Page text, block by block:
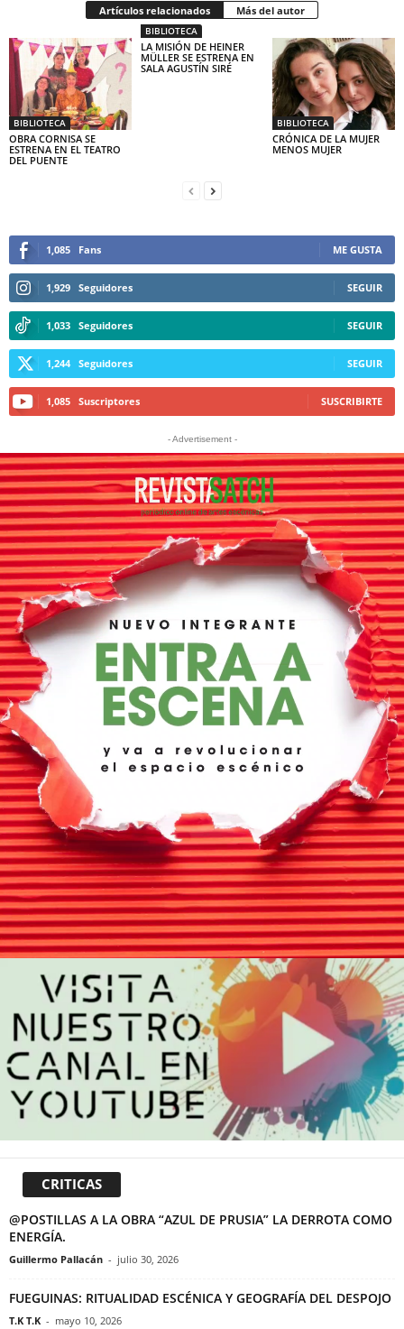
Artículos relacionados Más del autor
BIBLIOTECA
OBRA CORNISA SE
ESTRENA EN EL TEATRO
DEL PUENTE
BIBLIOTECA
LA MISIÓN DE HEINER
MÜLLER SE ESTRENA EN
SALA AGUSTÍN SIRÉ
BIBLIOTECA
CRÓNICA DE LA MUJER
MENOS MUJER
1,085 Fans ME GUSTA
1,929 Seguidores SEGUIR
1,033 Seguidores SEGUIR
1,244 Seguidores SEGUIR
1,085 Suscriptores SUSCRIBIRTE
- Advertisement -
CRITICAS
@POSTILLAS A LA OBRA “AZUL DE PRUSIA” LA DERROTA COMO
ENERGÍA.
Guillermo Pallacán - julio 30, 2026
FUEGUINAS: RITUALIDAD ESCÉNICA Y GEOGRAFÍA DEL DESPOJO
T.K T.K - mayo 10, 2026